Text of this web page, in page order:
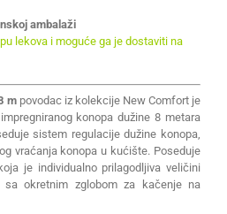
ambalaži
lekova i moguće ga je dostaviti na
mpovodac iz kolekcije New Comfort je
konopa dužine 8 metara
sistem regulacije dužine konopa,
vraćanja konopa u kućište. Poseduje
je individualno prilagodljiva veličini
okretnim zglobom za kačenje na